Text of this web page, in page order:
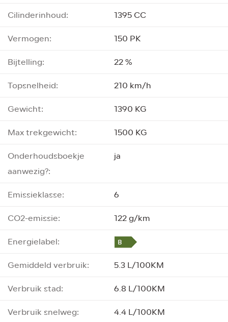
Cilinderinhoud:
1395 CC
Vermogen:
150 PK
Bijtelling:
22 %
Topsnelheid:
210 km/h
Gewicht:
1390 KG
Max trekgewicht:
1500 KG
Onderhoudsboekje
aanwezig?:
ja
Emissieklasse:
6
CO2-emissie:
122 g/km
Energielabel:
Gemiddeld verbruik:
5.3 L/100KM
Verbruik stad:
6.8 L/100KM
Verbruik snelweg:
4.4 L/100KM